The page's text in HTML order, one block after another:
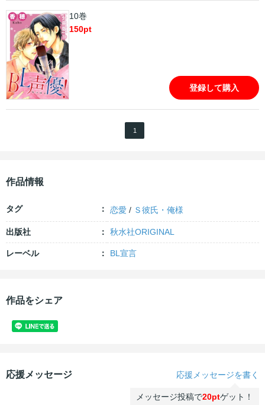
10巻
150pt
登録して購入
1
作品情報
タグ 恋愛 / Ｓ彼氏・俺様
出版社 秋水社ORIGINAL
レーベル BL宣言
作品をシェア
応援メッセージ 応援メッセージを書く
メッセージ投稿で20ptゲット！